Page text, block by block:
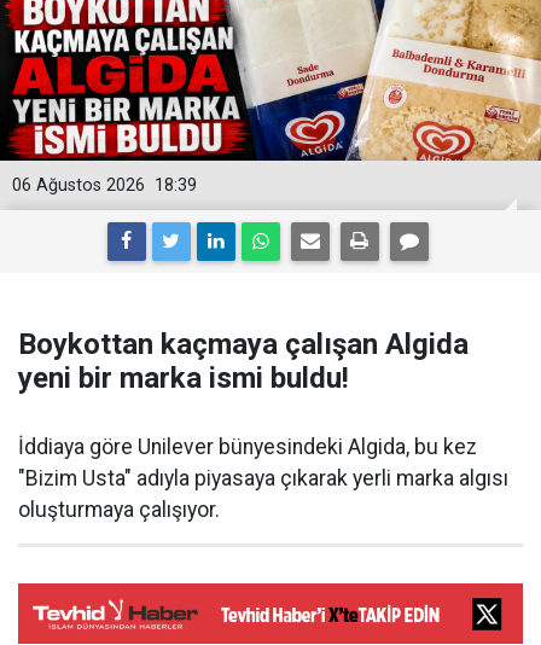
18:39
06 Ağustos 2026
Boykottan kaçmaya çalışan Algida
yeni bir marka ismi buldu!
İddiaya göre Unilever bünyesindeki Algida, bu kez
"Bizim Usta" adıyla piyasaya çıkarak yerli marka algısı
oluşturmaya çalışıyor.